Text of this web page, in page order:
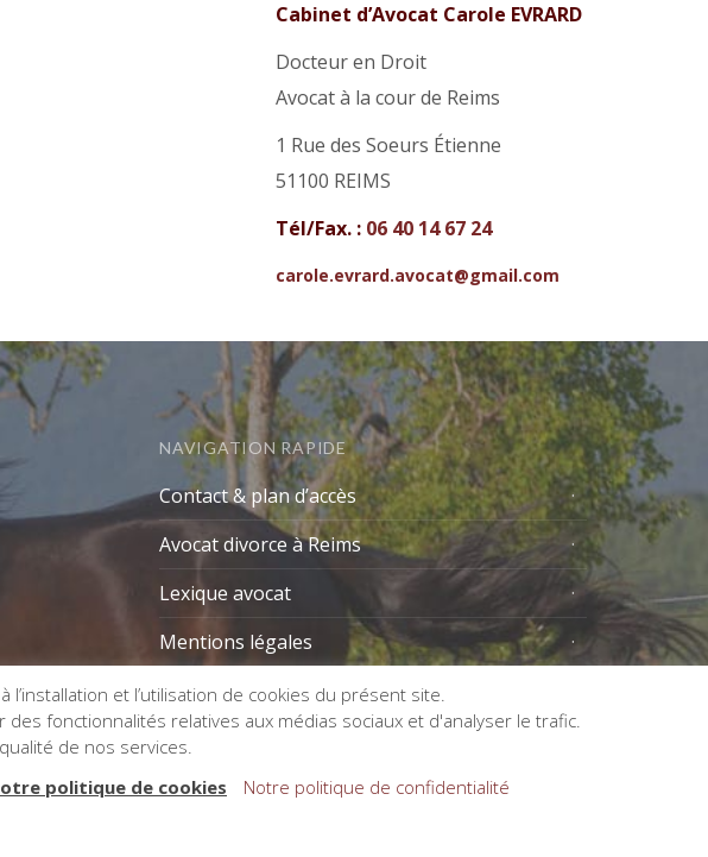
Cabinet d’Avocat Carole EVRARD
Docteur en Droit
Avocat à la cour de Reims
1 Rue des Soeurs Étienne
51100 REIMS
Tél/Fax. : 06 40 14 67 24
carole.evrard.avocat@gmail.com
NAVIGATION RAPIDE
Contact & plan d’accès
Avocat divorce à Reims
Lexique avocat
Mentions légales
et l’utilisation de cookies du présent site.
fonctionnalités relatives aux médias sociaux et d'analyser le trafic.
de nos services.
politique de cookies Notre politique de confidentialité